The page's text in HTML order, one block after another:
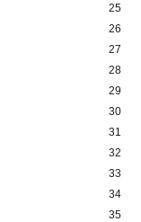
25
26
27
28
29
30
31
32
33
34
35